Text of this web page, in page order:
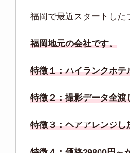
福岡で最近スタートした
福岡地元の会社です。
特徴１：ハイランクホテ
特徴２：撮影データ全渡
特徴３：ヘアアレンジし